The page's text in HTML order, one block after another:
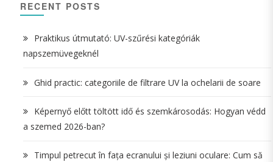
RECENT POSTS
Praktikus útmutató: UV-szűrési kategóriák
napszemüvegeknél
Ghid practic: categoriile de filtrare UV la ochelarii de soare
Képernyő előtt töltött idő és szemkárosodás: Hogyan védd
a szemed 2026-ban?
Timpul petrecut în fața ecranului și leziuni oculare: Cum să